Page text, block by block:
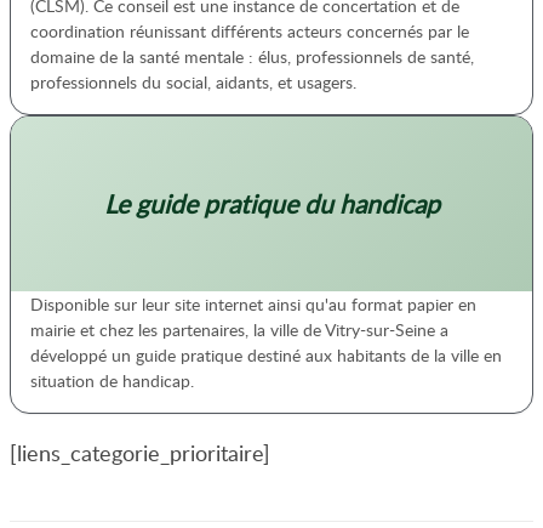
(CLSM). Ce conseil est une instance de concertation et de
coordination réunissant différents acteurs concernés par le
domaine de la santé mentale : élus, professionnels de santé,
professionnels du social, aidants, et usagers.
Le guide pratique du handicap
Disponible sur leur site internet ainsi qu'au format papier en
mairie et chez les partenaires, la ville de Vitry-sur-Seine a
développé un guide pratique destiné aux habitants de la ville en
situation de handicap.
[liens_categorie_prioritaire]